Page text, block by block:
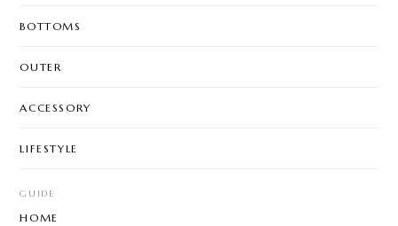
BOTTOMS
OUTER
ACCESSORY
LIFESTYLE
GUIDE
HOME